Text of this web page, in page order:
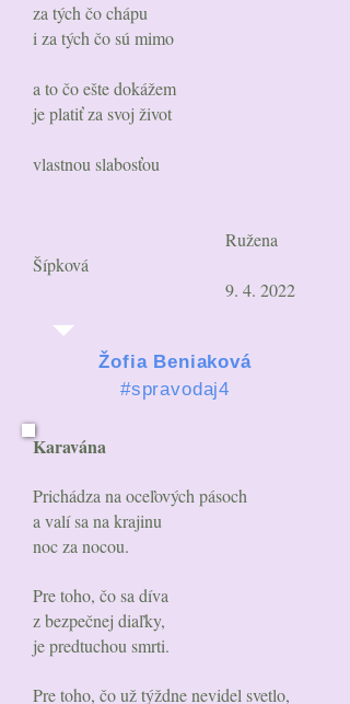
za tých čo chápu
i za tých čo sú mimo
a to čo ešte dokážem
je platiť za svoj život
vlastnou slabosťou
Ružena
Šípková
9. 4. 2022
Žofia Beniaková
#spravodaj4
Karavána
Prichádza na oceľových pásoch
a valí sa na krajinu
noc za nocou.
Pre toho, čo sa díva
z bezpečnej diaľky,
je predtuchou smrti.
Pre toho, čo už týždne nevidel svetlo,